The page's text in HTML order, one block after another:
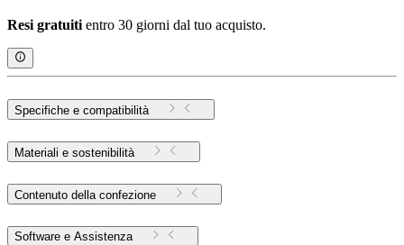
Resi gratuitientro 30 giorni dal tuo acquisto.
Specifiche e compatibilità
Materiali e sostenibilità
Contenuto della confezione
Software e Assistenza